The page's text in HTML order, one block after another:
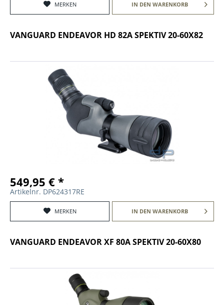
MERKEN IN DEN WARENKORB
VANGUARD ENDEAVOR HD 82A SPEKTIV 20-60X82
549,95 € *
Artikelnr. DP624317RE
MERKEN IN DEN WARENKORB
VANGUARD ENDEAVOR XF 80A SPEKTIV 20-60X80